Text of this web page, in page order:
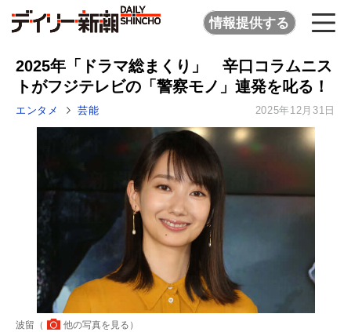
情報提供する
2025年「ドラマ総まくり」 辛口コラムニス
トがフジテレビの「警察モノ」連発を叱る！
エンタメ 芸能 2025年12月31日
波留（ 他の写真を見る ）